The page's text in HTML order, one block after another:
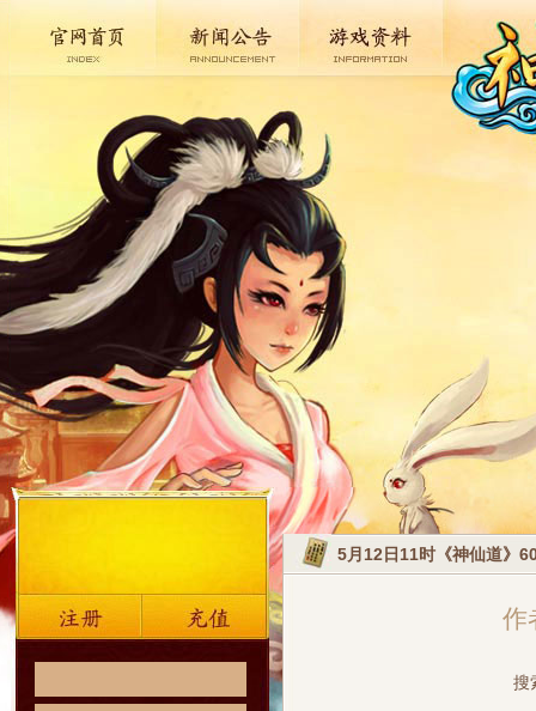
5月12日11时《神仙道》
作
搜